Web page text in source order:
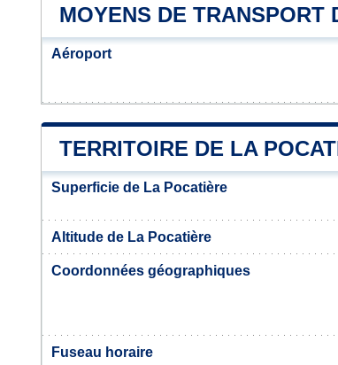
MOYENS DE TRANSPORT
Aéroport
TERRITOIRE DE LA
Superficie de La Pocatière
Altitude de La Pocatière
Coordonnées géographiques
Fuseau horaire